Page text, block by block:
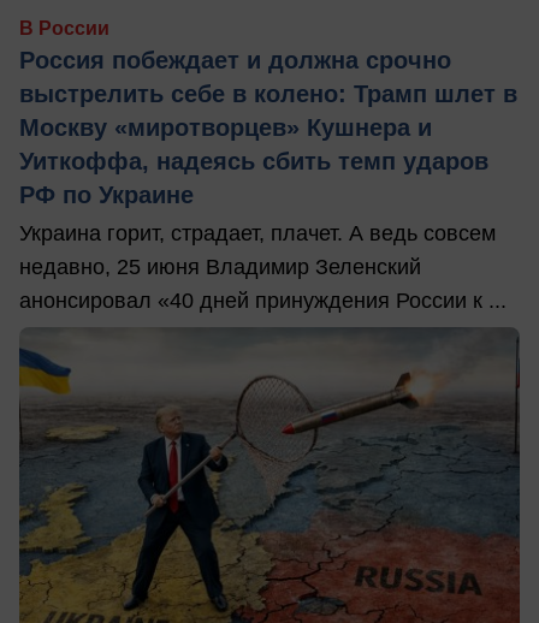
В России
Россия побеждает и должна срочно
выстрелить себе в колено: Трамп шлет в
Москву «миротворцев» Кушнера и
Уиткоффа, надеясь сбить темп ударов
РФ по Украине
Украина горит, страдает, плачет. А ведь совсем
недавно, 25 июня Владимир Зеленский
анонсировал «40 дней принуждения России к ...